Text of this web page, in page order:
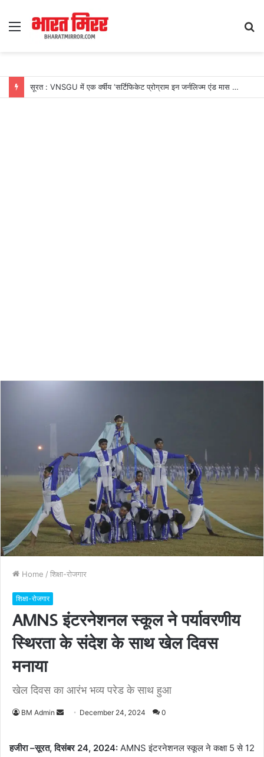
Menu
सूरत : VNSGU में एक वर्षीय ‘सर्टिफिकेट प्रोग्राम इन जर्नलिज्म एंड मास कम्युनिकेशन’ का शुभारंभ
Home / शिक्षा-रोजगार
शिक्षा-रोजगार
AMNS इंटरनेशनल स्कूल ने पर्यावरणीय
स्थिरता के संदेश के साथ खेल दिवस
मनाया
खेल दिवस का आरंभ भव्य परेड के साथ हुआ
BM Admin
n
December 24, 2024 0
हजीरा –सूरत, दिसंबर 24, 2024: AMNS इंटरनेशनल स्कूल ने कक्षा 5 से 12